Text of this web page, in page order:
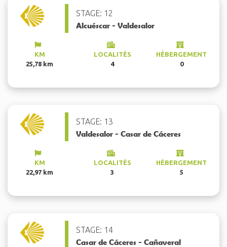
STAGE: 12
Alcuéscar - Valdesalor
KM
25,78 km
LOCALITÉS
4
HÉBERGEMENT
0
STAGE: 13
Valdesalor - Casar de Cáceres
KM
22,97 km
LOCALITÉS
3
HÉBERGEMENT
5
STAGE: 14
Casar de Cáceres - Cañaveral